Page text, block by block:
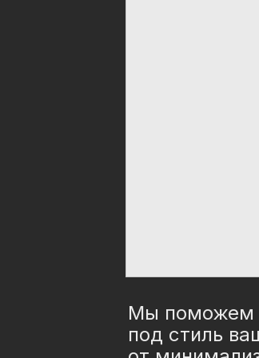
Мы поможем
под стиль